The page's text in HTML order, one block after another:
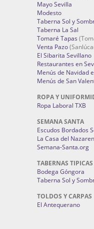
Mayo Sevilla
Modesto
Taberna Sol y
Taberna La Sal
Tomaré Tapas
Venta Pazo
El Sibarita Sevillano
Restaurantes en
Menús de Navidad
Menús de San
ROPA Y
Ropa Laboral TXB
SEMANA SANTA
Escudos Bordados
La Casa del
Semana-Santa.org
TABERNAS TIPICAS
Bodega Góngora
Taberna Sol y
TOLDOS Y CARPAS
El Antequerano